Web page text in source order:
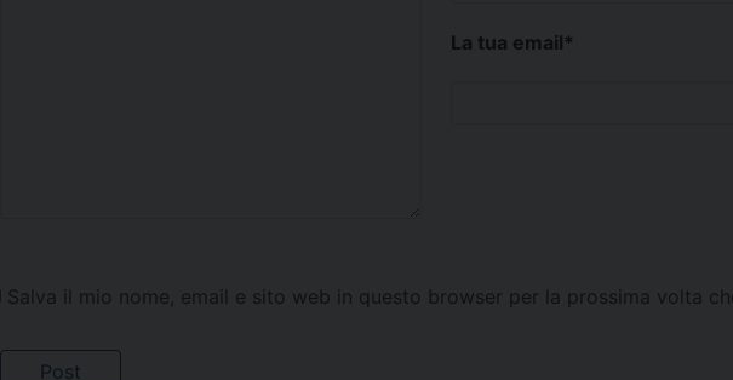
La tua email*
Salva il mio nome, email e sito web in questo browser per la prossima volta